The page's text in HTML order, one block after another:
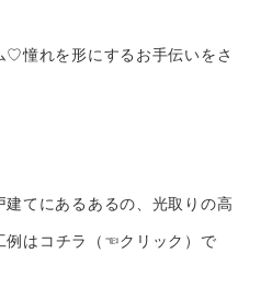
♡憧れを形にするお手伝いをさ
てにあるあるの、光取りの高
例は コチラ（ ☜クリック） で